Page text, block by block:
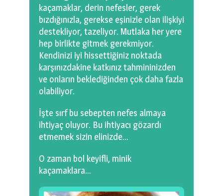
kaçamaklar, derin nefesler, gerek
bızdığınızla, gerekse eşinizle olan ilişkiyi
destekliyor, tazeliyor. Mutlaka her yere
hep birlikte gitmek gerekmiyor.
Kendinizi iyi hissettiğiniz noktada
karşınızdakine katkınız tahmininizden
ve onların beklediğinden çok daha fazla
olabiliyor.
İşte sırf bu sebepten nefes almaya
ihtiyaç oluyor. Bu ihtiyacı gözardı
etmemek sizin elinizde…
O zaman bol keyifli, minik
kaçamaklara…